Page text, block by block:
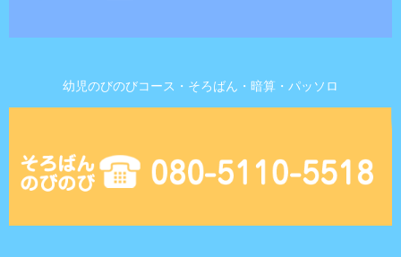
幼児のびのびコース・そろばん・暗算・パッソロ